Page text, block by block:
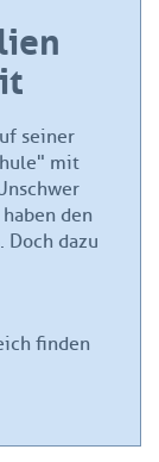
seiner
mit
den
Doch dazu
finden